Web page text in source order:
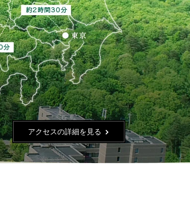
アクセスの詳細を見る